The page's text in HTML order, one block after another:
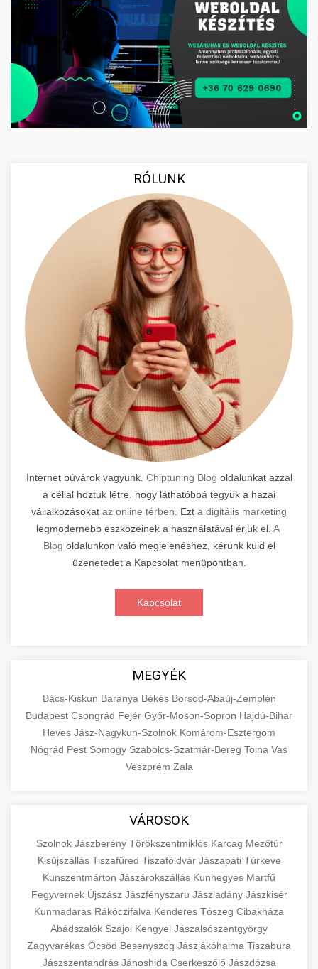
RÓLUNK
Internet búvárok vagyunk. Chiptuning Blog oldalunkat azzal
a céllal hoztuk létre, hogy láthatóbbá tegyük a hazai
vállalkozásokat az online térben . Ezt a digitális marketing
legmodernebb eszközeinek a használatával érjük el. A
Blog oldalunkon való megjelenéshez, kérünk küld el
üzenetedet a Kapcsolat menüpontban.
Kapcsolat
MEGYÉK
Bács-Kiskun Baranya Békés Borsod-Abaúj-Zemplén
Budapest Csongrád Fejér Győr-Moson-Sopron Hajdú-Bihar
Heves Jász-Nagykun-Szolnok Komárom-Esztergom
Nógrád Pest Somogy Szabolcs-Szatmár-Bereg Tolna Vas
Veszprém Zala
VÁROSOK
Szolnok Jászberény Törökszentmiklós Karcag Mezőtúr
Kisújszállás Tiszafüred Tiszaföldvár Jászapáti Túrkeve
Kunszentmárton Jászárokszállás Kunhegyes Martfű
Fegyvernek Újszász Jászfényszaru Jászladány Jászkisér
Kunmadaras Rákóczifalva Kenderes Tószeg Cibakháza
Abádszalók Szajol Kengyel Jászalsószentgyörgy
Zagyvarékas Öcsöd Besenyszög Jászjákóhalma Tiszabura
Jászszentandrás Jánoshida Cserkeszőlő Jászdózsa